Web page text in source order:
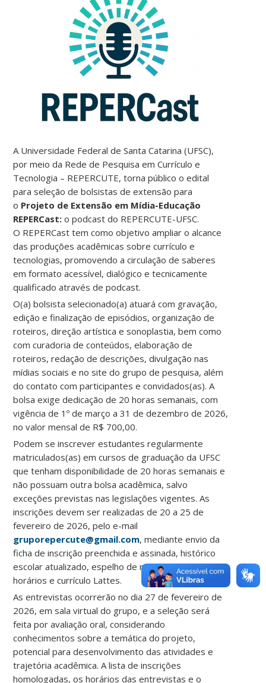
A Universidade Federal de Santa Catarina (UFSC),
por meio da Rede de Pesquisa em Currículo e
Tecnologia – REPERCUTE, torna público o edital
para seleção de bolsistas de extensão para
o Projeto de Extensão em Mídia-Educação
REPERCast: o podcast do REPERCUTE-UFSC.
O REPERCast tem como objetivo ampliar o alcance
das produções acadêmicas sobre currículo e
tecnologias, promovendo a circulação de saberes
em formato acessível, dialógico e tecnicamente
qualificado através de podcast.
O(a) bolsista selecionado(a) atuará com gravação,
edição e finalização de episódios, organização de
roteiros, direção artística e sonoplastia, bem como
com curadoria de conteúdos, elaboração de
roteiros, redação de descrições, divulgação nas
mídias sociais e no site do grupo de pesquisa, além
do contato com participantes e convidados(as). A
bolsa exige dedicação de 20 horas semanais, com
vigência de 1º de março a 31 de dezembro de 2026,
no valor mensal de R$ 700,00.
Podem se inscrever estudantes regularmente
matriculados(as) em cursos de graduação da UFSC
que tenham disponibilidade de 20 horas semanais e
não possuam outra bolsa acadêmica, salvo
exceções previstas nas legislações vigentes. As
inscrições devem ser realizadas de 20 a 25 de
fevereiro de 2026, pelo e-mail
gruporepercute@gmail.com, mediante envio da
ficha de inscrição preenchida e assinada, histórico
escolar atualizado, espelho de matrícula com
horários e currículo Lattes.
As entrevistas ocorrerão no dia 27 de fevereiro de
2026, em sala virtual do grupo, e a seleção será
feita por avaliação oral, considerando
conhecimentos sobre a temática do projeto,
potencial para desenvolvimento das atividades e
trajetória acadêmica. A lista de inscrições
homologadas, os horários das entrevistas e o